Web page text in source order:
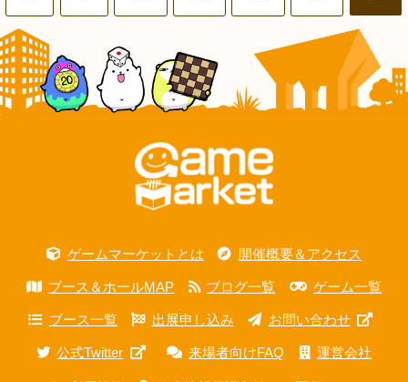
ゲームマーケットとは 開催概要＆アクセス
ブース＆ホールMAP ブログ一覧 ゲーム一覧
ブース一覧 出展申し込み お問い合わせ
公式Twitter 来場者向けFAQ 運営会社